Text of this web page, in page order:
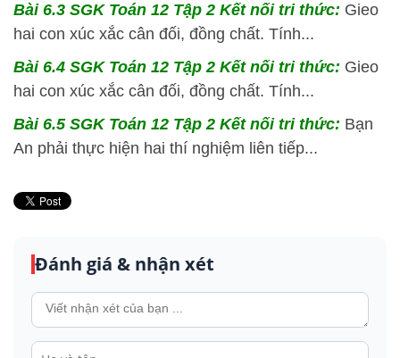
Bài 6.3 SGKToán 12 Tập 2 Kết nối tri thức: Gieo
hai con xúc xắc cân đối, đồng chất. Tính...
Bài 6.4 SGKToán 12 Tập 2 Kết nối tri thức: Gieo
hai con xúc xắc cân đối, đồng chất. Tính...
Bài 6.5 SGKToán 12 Tập 2 Kết nối tri thức: Bạn
An phải thực hiện hai thí nghiệm liên tiếp...
Đánh giá & nhận xét